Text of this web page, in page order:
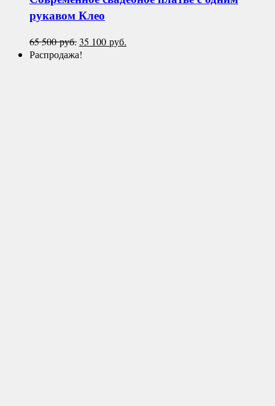
рукавомКлео
65 500руб.Первоначальная
цена
35 100 руб.
Распродажа!